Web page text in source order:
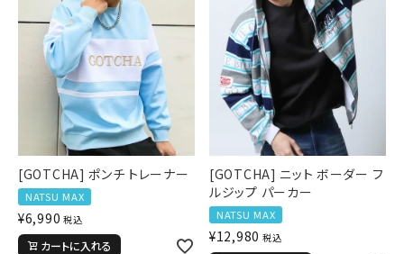
[GOTCHA] ポンチ トレーナー
NATSU MAX
¥6,990 税込
カートに入れる
[GOTCHA] ニット ボーダー フ
ルジップ パーカー
NATSU MAX
¥12,980 税込